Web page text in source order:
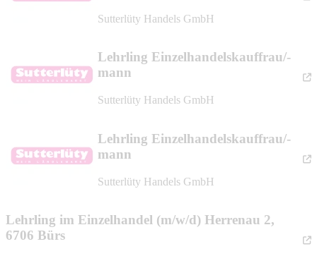
Sutterlüty Handels GmbH
Lehrling Einzelhandelskauffrau/-
mann
Sutterlüty Handels GmbH
Lehrling Einzelhandelskauffrau/-
mann
Sutterlüty Handels GmbH
Lehrling im Einzelhandel (m/w/d) Herrenau 2,
6706 Bürs